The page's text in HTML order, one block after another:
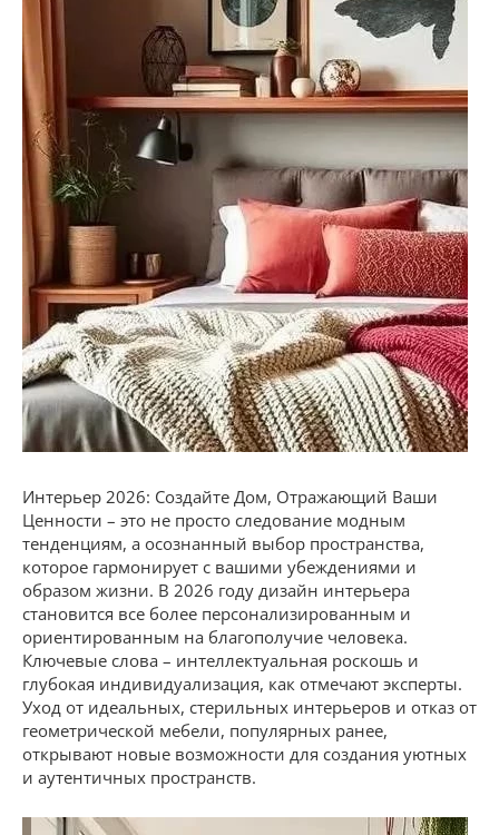
Интерьер 2026: Создайте Дом, Отражающий Ваши
Ценности – это не просто следование модным
тенденциям, а осознанный выбор пространства,
которое гармонирует с вашими убеждениями и
образом жизни. В 2026 году дизайн интерьера
становится все более персонализированным и
ориентированным на благополучие человека.
Ключевые слова – интеллектуальная роскошь и
глубокая индивидуализация, как отмечают эксперты.
Уход от идеальных, стерильных интерьеров и отказ от
геометрической мебели, популярных ранее,
открывают новые возможности для создания уютных
и аутентичных пространств.